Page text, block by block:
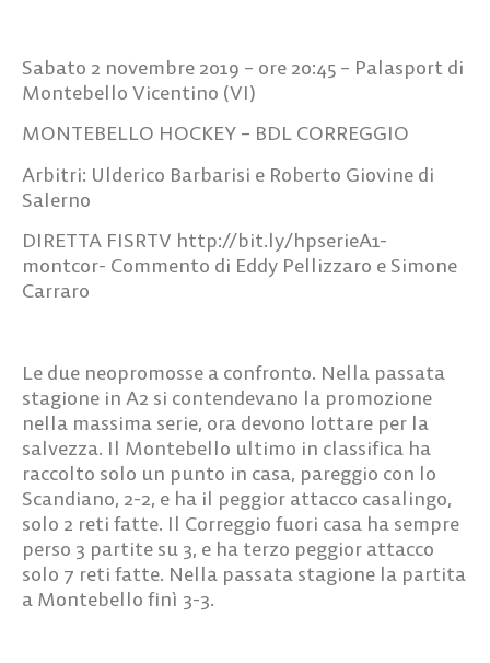
Sabato 2 novembre 2019 – ore 20:45 – Palasport di
Montebello Vicentino (VI)
MONTEBELLO HOCKEY – BDL CORREGGIO
Arbitri: Ulderico Barbarisi e Roberto Giovine di
Salerno
DIRETTA FISRTV http://bit.ly/hpserieA1-
montcor- Commento di Eddy Pellizzaro e Simone
Carraro
Le due neopromosse a confronto. Nella passata
stagione in A2 si contendevano la promozione
nella massima serie, ora devono lottare per la
salvezza. Il Montebello ultimo in classifica ha
raccolto solo un punto in casa, pareggio con lo
Scandiano, 2-2, e ha il peggior attacco casalingo,
solo 2 reti fatte. Il Correggio fuori casa ha sempre
perso 3 partite su 3, e ha terzo peggior attacco
solo 7 reti fatte. Nella passata stagione la partita
a Montebello finì 3-3.